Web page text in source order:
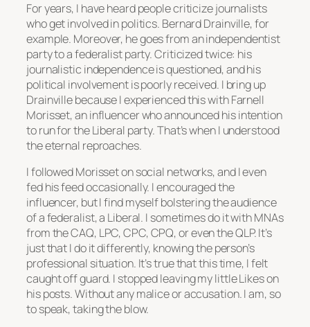
For years, I have heard people criticize journalists
who get involved in politics. Bernard Drainville, for
example. Moreover, he goes from an independentist
party to a federalist party. Criticized twice: his
journalistic independence is questioned, and his
political involvement is poorly received. I bring up
Drainville because I experienced this with Farnell
Morisset, an influencer who announced his intention
to run for the Liberal party. That’s when I understood
the eternal reproaches.
I followed Morisset on social networks, and I even
fed his feed occasionally. I encouraged the
influencer, but I find myself bolstering the audience
of a federalist, a Liberal. I sometimes do it with MNAs
from the CAQ, LPC, CPC, CPQ, or even the QLP. It’s
just that I do it differently, knowing the person’s
professional situation. It’s true that this time, I felt
caught off guard. I stopped leaving my little Likes on
his posts. Without any malice or accusation. I am, so
to speak, taking the blow.